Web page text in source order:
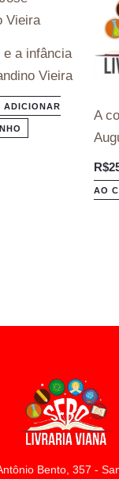
e a infância
Vieira
ADICIONAR
A
R$
AO
Bento, 357 -